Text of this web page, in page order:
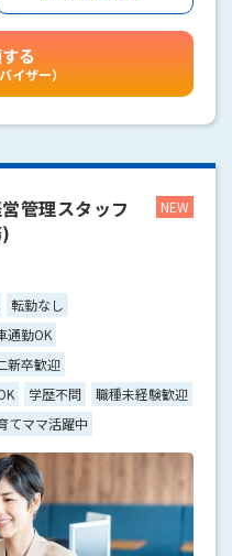
る
イザー）
管理スタッフ
転勤なし
通勤OK
新卒歓迎
学歴不問
職種未経験歓迎
てママ活躍中